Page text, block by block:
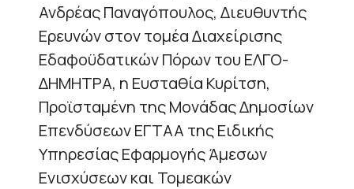
Ανδρέας Παναγόπουλος, Διευθυντής
Ερευνών στον τομέα Διαχείρισης
Εδαφοϋδατικών Πόρων του ΕΛΓΟ-
ΔΗΜΗΤΡΑ, η Ευσταθία Κυρίτση,
Προϊσταμένη της Μονάδας Δημοσίων
Επενδύσεων ΕΓΤΑΑ της Ειδικής
Υπηρεσίας Εφαρμογής Άμεσων
Ενισχύσεων και Τομεακών